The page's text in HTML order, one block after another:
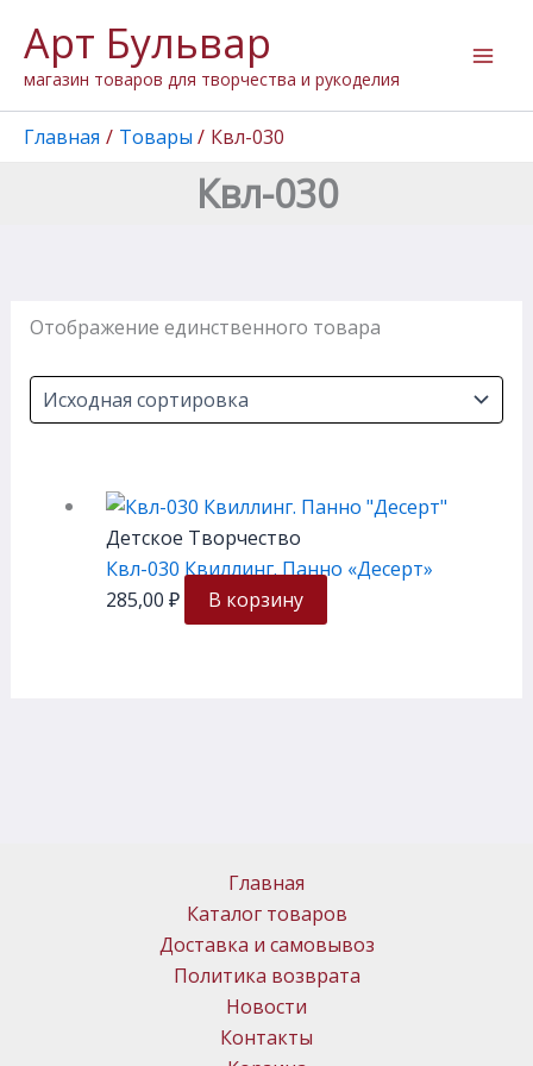
содержимому
Арт Бульвар
магазин товаров для творчества и рукоделия
Главная Товары Квл-030
Квл-030
Отображение единственного товара
Детское Творчество
Квл-030 Квиллинг. Панно «Десерт»
285,00 ₽ В корзину
Главная
Каталог товаров
Доставка и самовывоз
Политика возврата
Новости
Контакты